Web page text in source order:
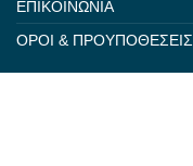
ΕΠΙΚΟΙΝΩΝΙΑ
ΟΡΟΙ & ΠΡΟΥΠΟΘΕΣΕΙΣ